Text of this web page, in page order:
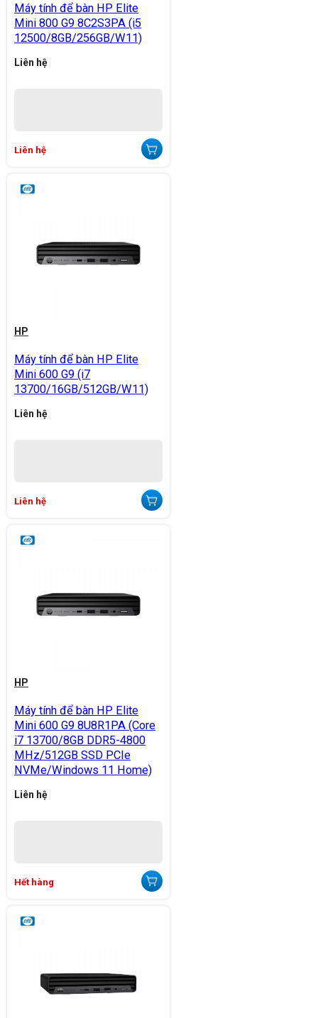
Máy tính để bàn HP Elite
Mini 800 G9 8C2S3PA (i5
12500/8GB/256GB/W11)
Liên hệ
Liên hệ
HP
Máy tính để bàn HP Elite
Mini 600 G9 (i7
13700/16GB/512GB/W11)
Liên hệ
Liên hệ
HP
Máy tính để bàn HP Elite
Mini 600 G9 8U8R1PA (Core
i7 13700/8GB DDR5-4800
MHz/512GB SSD PCIe
NVMe/Windows 11 Home)
Liên hệ
Hết hàng